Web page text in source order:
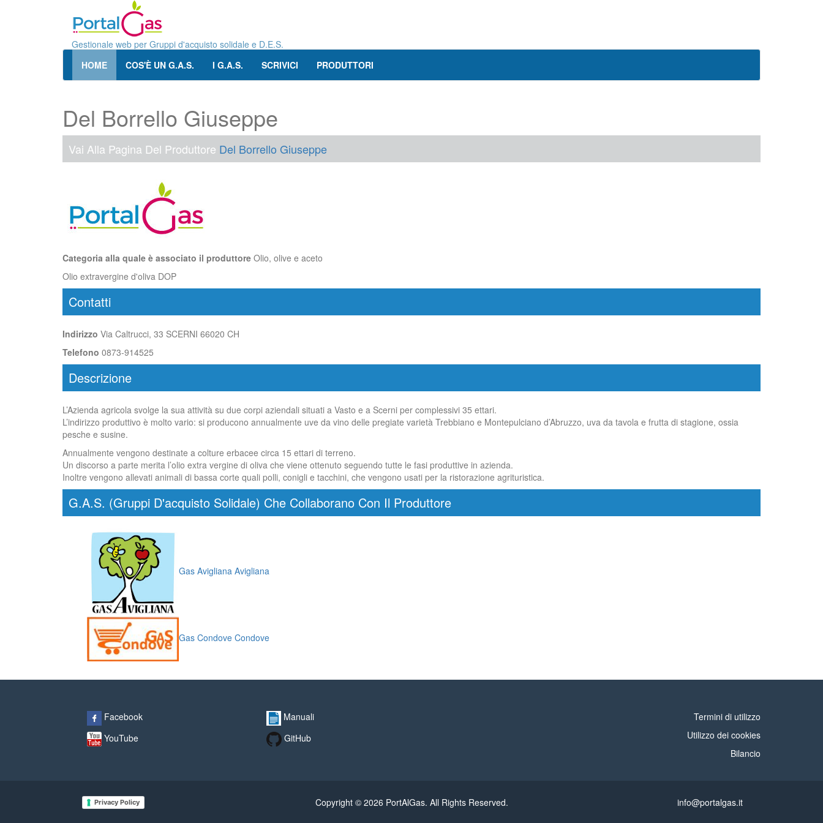
Gestionale web per Gruppi d'acquisto solidale e D.E.S.
HOME
COS'È UN G.A.S. I G.A.S. SCRIVICI PRODUTTORI
Del Borrello Giuseppe
Vai Alla Pagina Del Produttore Del Borrello Giuseppe
Categoria alla quale è associato il produttore Olio, olive e aceto
Olio extravergine d'oliva DOP
Contatti
Indirizzo Via Caltrucci, 33 SCERNI 66020 CH
Telefono 0873-914525
Descrizione
L’Azienda agricola svolge la sua attività su due corpi aziendali situati a Vasto e a Scerni per complessivi 35 ettari.
L’indirizzo produttivo è molto vario: si producono annualmente uve da vino delle pregiate varietà Trebbiano e Montepulciano d’Abruzzo, uva da tavola e frutta di stagione, ossia
pesche e susine.
Annualmente vengono destinate a colture erbacee circa 15 ettari di terreno.
Un discorso a parte merita l’olio extra vergine di oliva che viene ottenuto seguendo tutte le fasi produttive in azienda.
Inoltre vengono allevati animali di bassa corte quali polli, conigli e tacchini, che vengono usati per la ristorazione agrituristica.
G.A.S. (Gruppi D'acquisto Solidale) Che Collaborano Con Il Produttore
Gas Avigliana Avigliana
Gas Condove Condove
Facebook
YouTube
Manuali
GitHub
Termini di utilizzo
Utilizzo dei cookies
Bilancio
Privacy Policy Copyright © 2026 PortAlGas. All Rights Reserved. info@portalgas.it